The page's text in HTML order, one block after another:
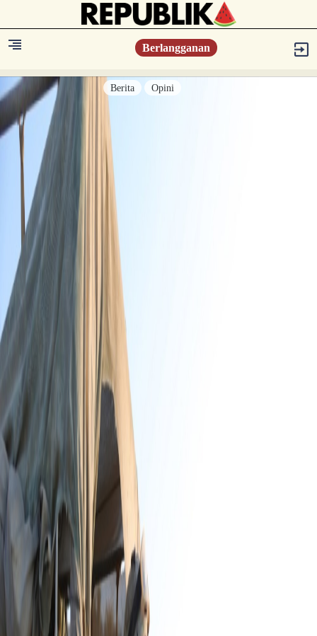
Berlangganan
Berita Opini
Berita
Islam Digest
Hikmah
Opini
Konsultasi Syariah
Resonansi
Iqtishodia
Sastra
Literasi Umat